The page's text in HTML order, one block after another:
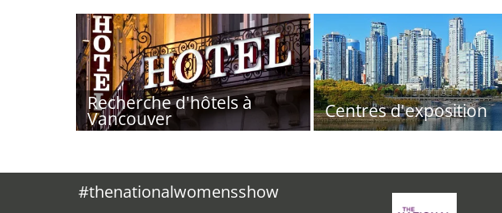
Recherche d'hôtels à
Vancouver Centres d'exposition
#thenationalwomensshow